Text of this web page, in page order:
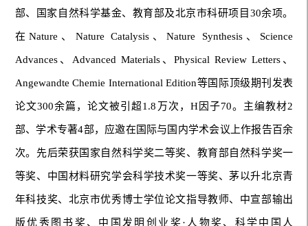
部、国家自然科学基金、教育部及北京市科研项目30余项。
在Nature 、 Nature Catalysis、Nature Synthesis、 Science
Advances、 Advanced Materials、Physical Review Letters 、
Angewandte Chemie International Edition等国际顶级期刊发表
论文300余篇，论文被引超1.8万次，H因子70。主编教材2
部、学术专著4部，应邀在国际与国内学术会议上作报告百余
次。先后荣获国家自然科学奖二等奖、教育部自然科学奖一
等奖、中国材料研究学会科学技术奖一等奖、茅以升北京青
年科技奖、北京市优秀博士学位论文指导教师、中宣部输出
版优秀图书奖、中国发明创业奖·人物奖、科学中国人